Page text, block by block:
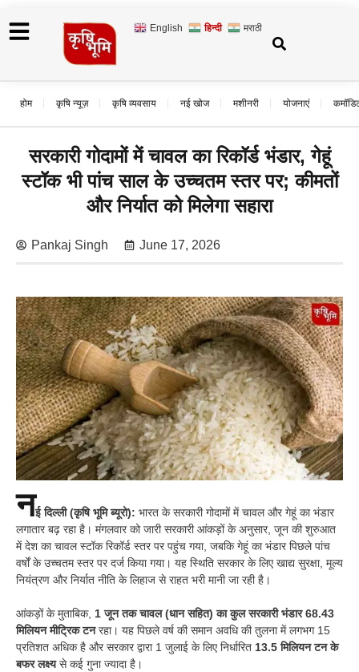
English हिन्दी मराठी
होम कृषि न्यूज़ कृषि व्यवसाय नई खोज मशीनरी योजनाएं
सरकारी गोदामों में चावल का रिकॉर्ड भंडार, गेहूं
स्टॉक भी पांच साल के उच्चतम स्तर पर; कीमतों
और निर्यात को मिलेगा सहारा
Pankaj Singh June 17, 2026
नई दिल्ली (कृषि भूमि ब्यूरो): भारत के सरकारी गोदामों में चावल और गेहूं का भंडार
लगातार बढ़ रहा है। मंगलवार को जारी सरकारी आंकड़ों के अनुसार, जून की शुरुआत
में देश का चावल स्टॉक रिकॉर्ड स्तर पर पहुंच गया, जबकि गेहूं का भंडार पिछले पांच
वर्षों के उच्चतम स्तर पर दर्ज किया गया। यह स्थिति सरकार के लिए खाद्य सुरक्षा, मूल्य
नियंत्रण और निर्यात नीति के लिहाज से राहत भरी मानी जा रही है।
आंकड़ों के मुताबिक, 1 जून तक चावल (धान सहित) का कुल सरकारी भंडार 68.43
मिलियन मीट्रिक टनरहा। यह पिछले वर्ष की समान अवधि की तुलना में लगभग 15
प्रतिशत अधिक है और सरकार द्वारा 1 जुलाई के लिए निर्धारित 13.5 मिलियन टन के
बफर लक्ष्यसे कई गुना ज्यादा है।